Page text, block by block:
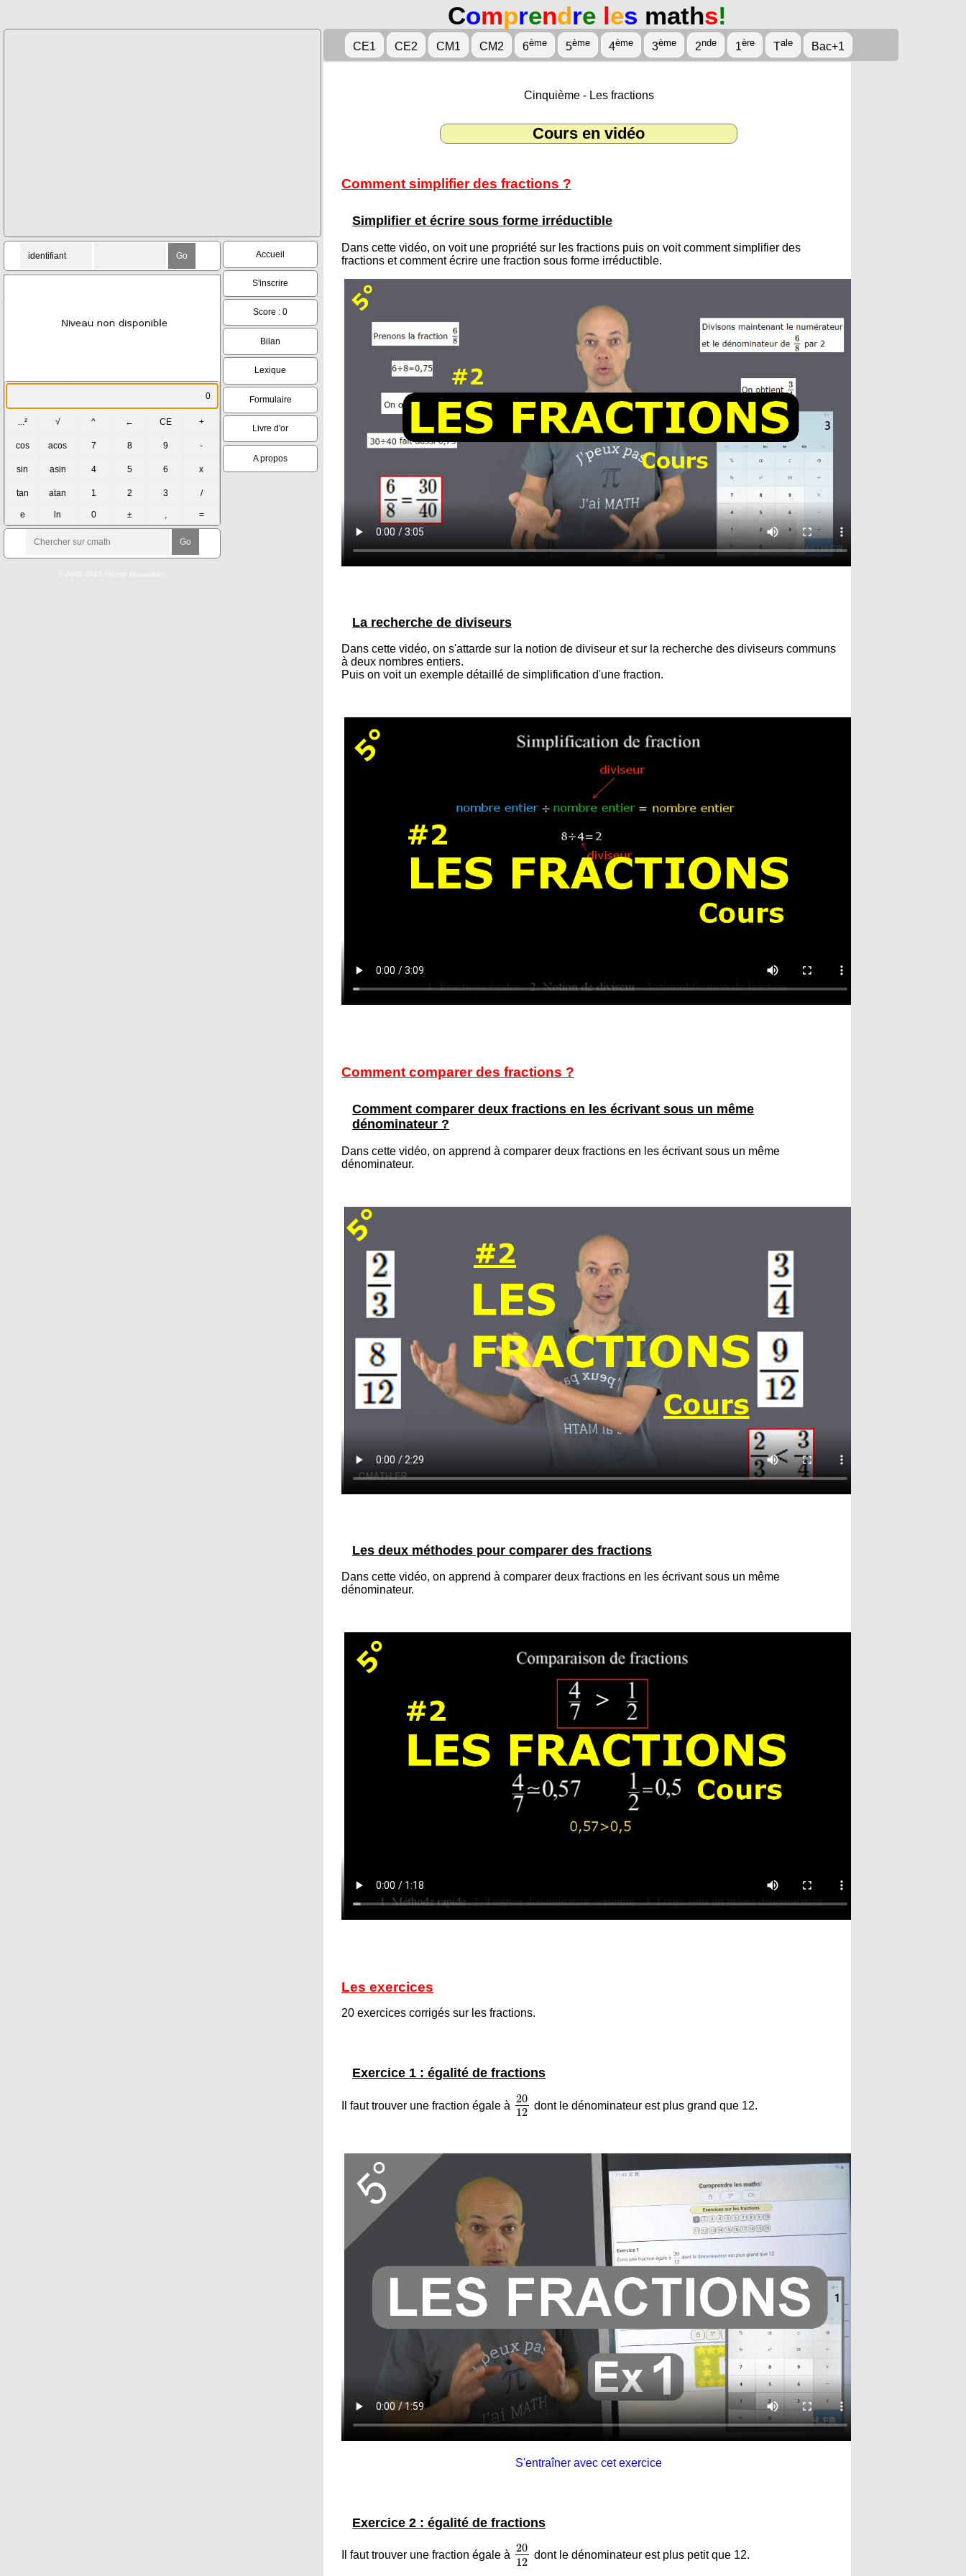
Comprendre les maths!
CE1 CE2 CM1 CM2 6ème 5ème 4ème 3ème 2nde 1ère Tale Bac+1
Cinquième - Les fractions
Cours en vidéo
Comment simplifier des fractions ?
Simplifier et écrire sous forme irréductible
Dans cette vidéo, on voit une propriété sur les fractions puis on voit comment simplifier des
fractions et comment écrire une fraction sous forme irréductible.
La recherche de diviseurs
Dans cette vidéo, on s'attarde sur la notion de diviseur et sur la recherche des diviseurs communs
à deux nombres entiers.
Puis on voit un exemple détaillé de simplification d'une fraction.
Comment comparer des fractions ?
Comment comparer deux fractions en les écrivant sous un même
dénominateur ?
Dans cette vidéo, on apprend à comparer deux fractions en les écrivant sous un même
dénominateur.
Les deux méthodes pour comparer des fractions
Dans cette vidéo, on apprend à comparer deux fractions en les écrivant sous un même
dénominateur.
Les exercices
20 exercices corrigés sur les fractions.
Exercice 1 : égalité de fractions
Il faut trouver une fraction égale à
20
12
20
dont le dénominateur est plus grand que 12.
S'entraîner avec cet exercice
Exercice 2 : égalité de fractions
Il faut trouver une fraction égale à
20
12
20
dont le dénominateur est plus petit que 12.
Accueil
S'inscrire
Score : 0
Bilan
Lexique
Formulaire
Livre d'or
A propos
© 2006-2025 Florent Gouachon